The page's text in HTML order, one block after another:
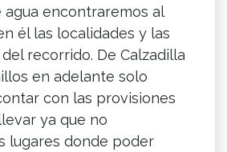
agua encontraremos al
él las localidades y las
recorrido. De Calzadilla
en adelante solo
con las provisiones
ya que no
lugares donde poder